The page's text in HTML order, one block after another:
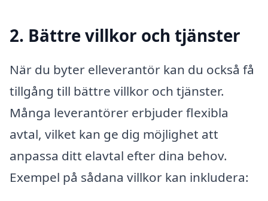
2. Bättre villkor och tjänster
När du byter elleverantör kan du också få
tillgång till bättre villkor och tjänster.
Många leverantörer erbjuder flexibla
avtal, vilket kan ge dig möjlighet att
anpassa ditt elavtal efter dina behov.
Exempel på sådana villkor kan inkludera: